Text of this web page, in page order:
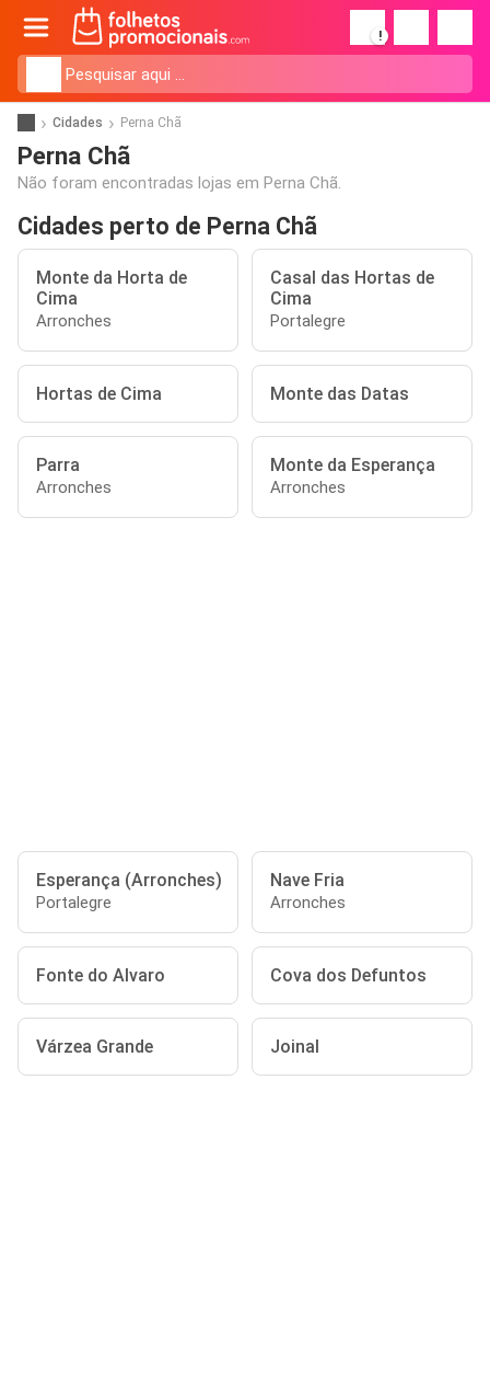
!
Cidades Perna Chã
Perna Chã
Não foram encontradas lojas em Perna Chã.
Cidades perto de Perna Chã
Monte da Horta de
Cima
Arronches
Casal das Hortas de
Cima
Portalegre
Hortas de Cima Monte das Datas
Parra
Arronches
Monte da Esperança
Arronches
Esperança (Arronches)
Portalegre
Nave Fria
Arronches
Fonte do Alvaro Cova dos Defuntos
Várzea Grande Joinal